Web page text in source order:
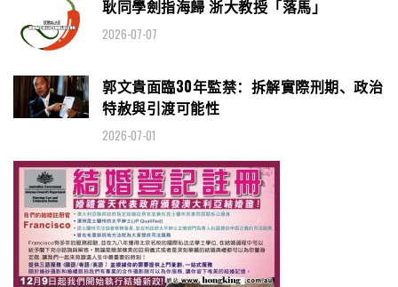
耿同學劍指海歸 浙大教授「落馬」
2026-07-07
郭文貴面臨30年監禁：拆解實際刑期、政治
特赦與引渡可能性
2026-07-01